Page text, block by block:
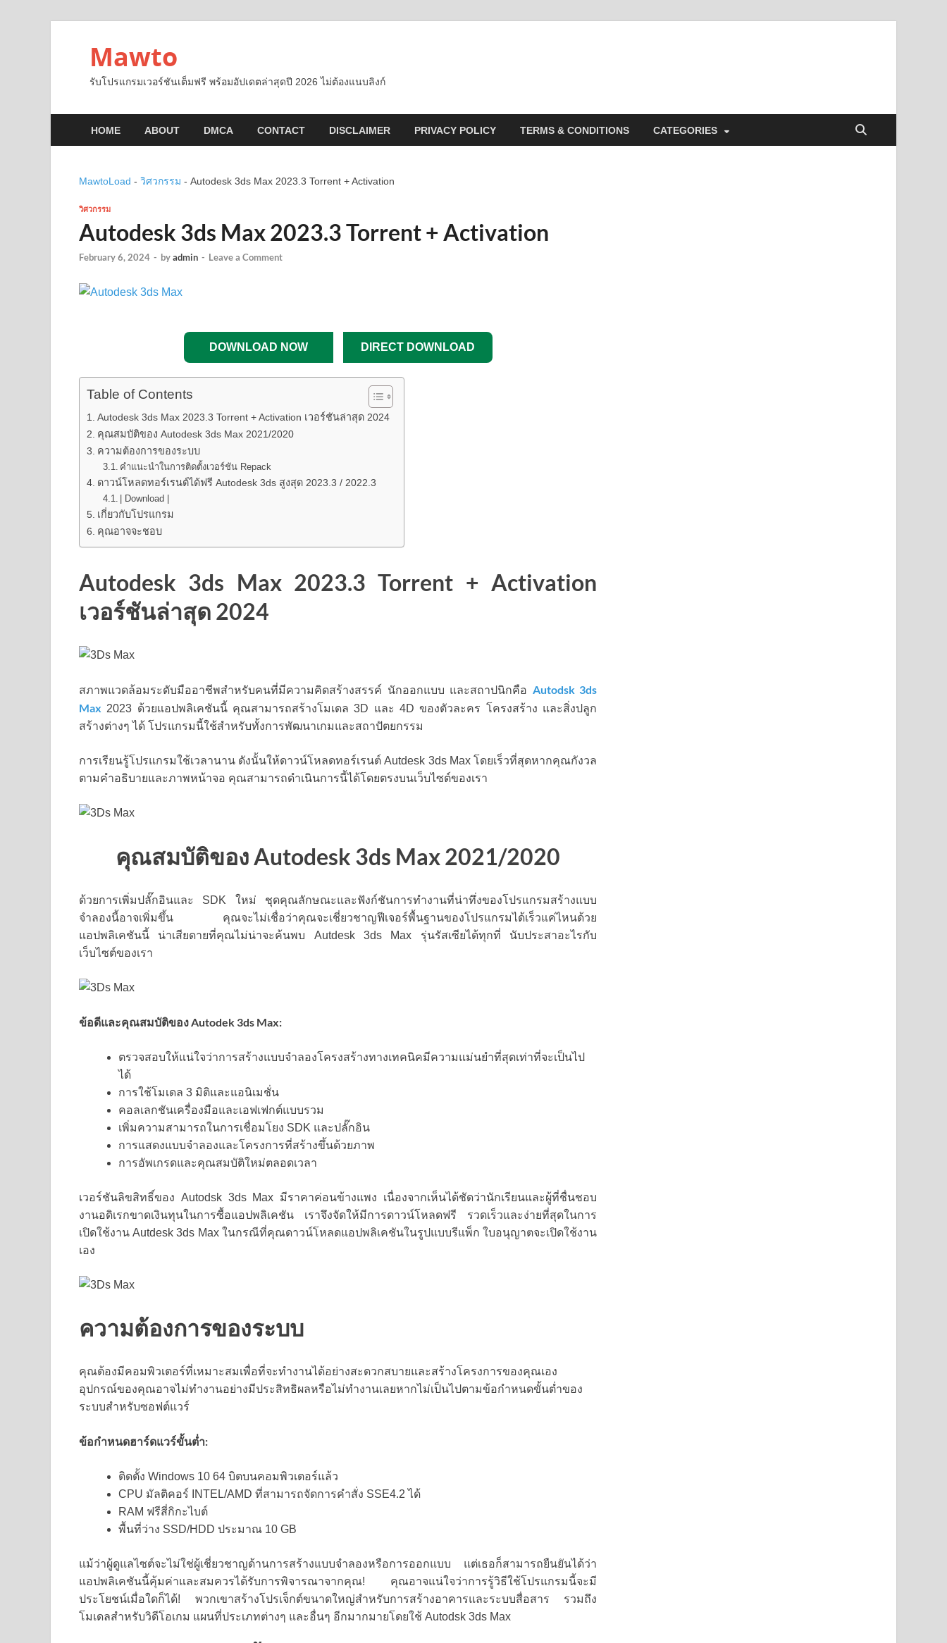
Mawto
รับโปรแกรมเวอร์ชันเต็มฟรี พร้อมอัปเดตล่าสุดปี 2026 ไม่ต้องแนบลิงก์
HOME ABOUT DMCA CONTACT DISCLAIMER PRIVACY POLICY TERMS & CONDITIONS CATEGORIES
MawtoLoad - วิศวกรรม - Autodesk 3ds Max 2023.3 Torrent + Activation
วิศวกรรม
Autodesk 3ds Max 2023.3 Torrent + Activation
February 6, 2024 - byadmin - Leave a Comment
DOWNLOAD NOW DIRECT DOWNLOAD
Table of Contents
Autodesk 3ds Max 2023.3 Torrent + Activation เวอร์ชันล่าสุด 2024
คุณสมบัติของ Autodesk 3ds Max 2021/2020
ความต้องการของระบบ
คำแนะนำในการติดตั้งเวอร์ชัน Repack
ดาวน์โหลดทอร์เรนต์ได้ฟรี Autodesk 3ds สูงสุด 2023.3 / 2022.3
| Download |
เกี่ยวกับโปรแกรม
คุณอาจจะชอบ
Autodesk 3ds Max 2023.3 Torrent + Activation
เวอร์ชันล่าสุด 2024
สภาพแวดล้อมระดับมืออาชีพสำหรับคนที่มีความคิดสร้างสรรค์ นักออกแบบ และสถาปนิกคือ Autodsk 3ds
Max 2023 ด้วยแอปพลิเคชันนี้ คุณสามารถสร้างโมเดล 3D และ 4D ของตัวละคร โครงสร้าง และสิ่งปลูก
สร้างต่างๆ ได้ โปรแกรมนี้ใช้สำหรับทั้งการพัฒนาเกมและสถาปัตยกรรม
การเรียนรู้โปรแกรมใช้เวลานาน ดังนั้นให้ดาวน์โหลดทอร์เรนต์ Autdesk 3ds Max โดยเร็วที่สุดหากคุณกังวล
ตามคำอธิบายและภาพหน้าจอ คุณสามารถดำเนินการนี้ได้โดยตรงบนเว็บไซต์ของเรา
คุณสมบัติของ Autodesk 3ds Max 2021/2020
ด้วยการเพิ่มปลั๊กอินและ SDK ใหม่ ชุดคุณลักษณะและฟังก์ชันการทำงานที่น่าทึ่งของโปรแกรมสร้างแบบ
จำลองนี้อาจเพิ่มขึ้น คุณจะไม่เชื่อว่าคุณจะเชี่ยวชาญฟีเจอร์พื้นฐานของโปรแกรมได้เร็วแค่ไหนด้วย
แอปพลิเคชันนี้ น่าเสียดายที่คุณไม่น่าจะค้นพบ Autdesk 3ds Max รุ่นรัสเซียได้ทุกที่ นับประสาอะไรกับ
เว็บไซต์ของเรา
ข้อดีและคุณสมบัติของ Autodek 3ds Max:
ตรวจสอบให้แน่ใจว่าการสร้างแบบจำลองโครงสร้างทางเทคนิคมีความแม่นยำที่สุดเท่าที่จะเป็นไป
ได้
การใช้โมเดล 3 มิติและแอนิเมชั่น
คอลเลกชันเครื่องมือและเอฟเฟกต์แบบรวม
เพิ่มความสามารถในการเชื่อมโยง SDK และปลั๊กอิน
การแสดงแบบจำลองและโครงการที่สร้างขึ้นด้วยภาพ
การอัพเกรดและคุณสมบัติใหม่ตลอดเวลา
เวอร์ชันลิขสิทธิ์ของ Autodsk 3ds Max มีราคาค่อนข้างแพง เนื่องจากเห็นได้ชัดว่านักเรียนและผู้ที่ชื่นชอบ
งานอดิเรกขาดเงินทุนในการซื้อแอปพลิเคชัน เราจึงจัดให้มีการดาวน์โหลดฟรี รวดเร็วและง่ายที่สุดในการ
เปิดใช้งาน Autdesk 3ds Max ในกรณีที่คุณดาวน์โหลดแอปพลิเคชันในรูปแบบรีแพ็ก ใบอนุญาตจะเปิดใช้งาน
เอง
ความต้องการของระบบ
คุณต้องมีคอมพิวเตอร์ที่เหมาะสมเพื่อที่จะทำงานได้อย่างสะดวกสบายและสร้างโครงการของคุณเอง
อุปกรณ์ของคุณอาจไม่ทำงานอย่างมีประสิทธิผลหรือไม่ทำงานเลยหากไม่เป็นไปตามข้อกำหนดขั้นต่ำของ
ระบบสำหรับซอฟต์แวร์
ข้อกำหนดฮาร์ดแวร์ขั้นต่ำ:
ติดตั้ง Windows 10 64 บิตบนคอมพิวเตอร์แล้ว
CPU มัลติคอร์ INTEL/AMD ที่สามารถจัดการคำสั่ง SSE4.2 ได้
RAM ฟรีสี่กิกะไบต์
พื้นที่ว่าง SSD/HDD ประมาณ 10 GB
แม้ว่าผู้ดูแลไซต์จะไม่ใช่ผู้เชี่ยวชาญด้านการสร้างแบบจำลองหรือการออกแบบ แต่เธอก็สามารถยืนยันได้ว่า
แอปพลิเคชันนี้คุ้มค่าและสมควรได้รับการพิจารณาจากคุณ! คุณอาจแน่ใจว่าการรู้วิธีใช้โปรแกรมนี้จะมี
ประโยชน์เมื่อใดก็ได้! พวกเขาสร้างโปรเจ็กต์ขนาดใหญ่สำหรับการสร้างอาคารและระบบสื่อสาร รวมถึง
โมเดลสำหรับวิดีโอเกม แผนที่ประเภทต่างๆ และอื่นๆ อีกมากมายโดยใช้ Autodsk 3ds Max